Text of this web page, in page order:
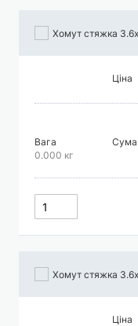
Хомут стяжка
Ціна
Вага
0.000 кг
Хомут стяжка
Ціна